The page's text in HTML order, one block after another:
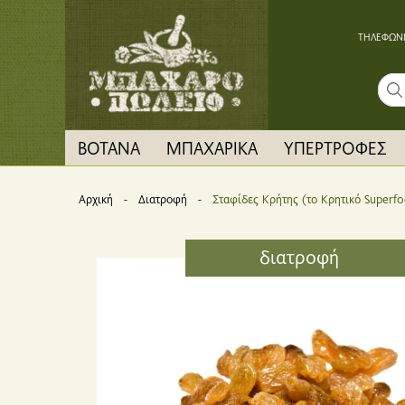
ΒΟΤΑΝΑ ΜΠΑΧΑΡΙΚΑ ΥΠΕΡΤΡΟΦΕΣ
Αρχική Διατροφή Current:
Σταφίδες Κρήτης (το Kρητικό
διατροφή